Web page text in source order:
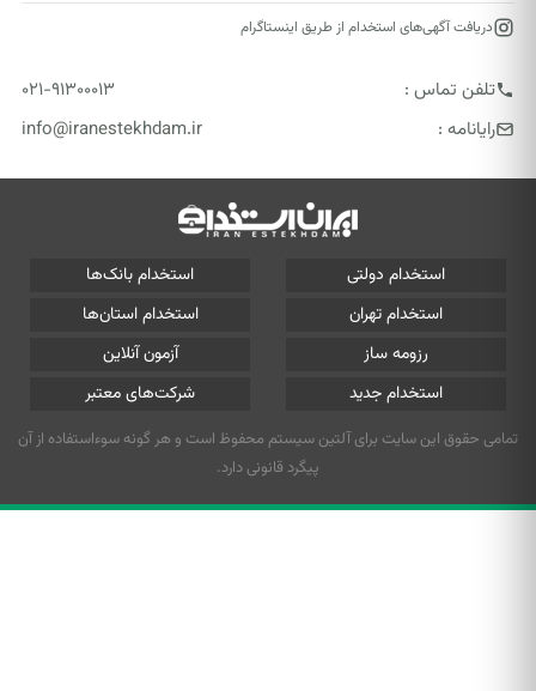
دریافت آگهی‌های استخدام از طریق اینستاگرام
تلفن تماس :
۰۲۱-۹۱۳۰۰۰۱۳
رایانامه :
info@iranestekhdam.ir
استخدام دولتی
استخدام بانک‌ها
استخدام تهران
استخدام استان‌ها
رزومه ساز
آزمون آنلاین
استخدام جدید
شرکت‌های معتبر
تمامی حقوق این سایت برای آلتین سیستم محفوظ است و هر گونه سوءاستفاده از آن
پیگرد قانونی دارد.